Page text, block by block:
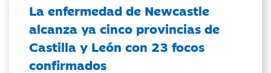
La enfermedad de Newcastle
alcanza ya cinco provincias de
Castilla y León con 23 focos
confirmados